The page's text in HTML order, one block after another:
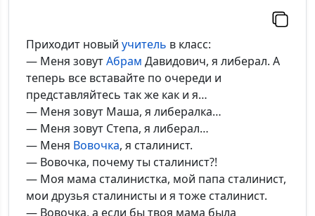
*Максимальное кол-во символов - 500. Ручная модерация.
Приходит новый учитель в класс:
— Меня зовутАбрам Давидович, я либерал. А
теперь все вставайте по очереди и
представляйтесь так же как и я…
— Меня зовут Маша, я либералка…
— Меня зовут Степа, я либерал…
— Меня Вовочка, я сталинист.
— Вовочка, почему ты сталинист?!
— Моя мама сталинистка, мой папа сталинист,
мои друзья сталинисты и я тоже сталинист.
— Вовочка, а если бы твоя мама была